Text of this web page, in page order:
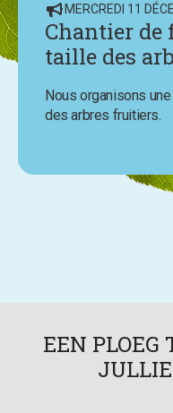
MERCREDI 11
Chantier de
taille des
Nous organisons
des arbres fruitiers.
EEN PLOEG